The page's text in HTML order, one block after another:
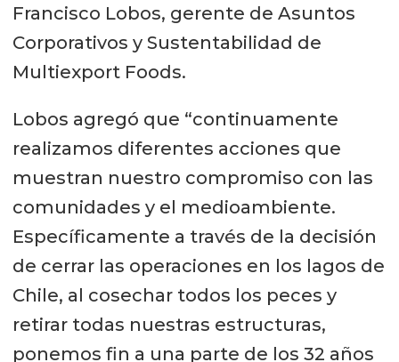
Francisco Lobos, gerente de Asuntos
Corporativos y Sustentabilidad de
Multiexport Foods.
Lobos agregó que “continuamente
realizamos diferentes acciones que
muestran nuestro compromiso con las
comunidades y el medioambiente.
Específicamente a través de la decisión
de cerrar las operaciones en los lagos de
Chile, al cosechar todos los peces y
retirar todas nuestras estructuras,
ponemos fin a una parte de los 32 años